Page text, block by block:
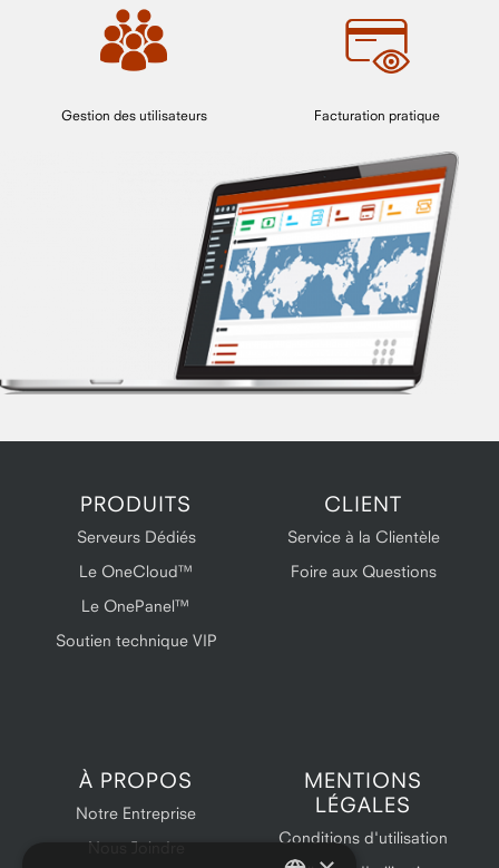
Gestion des utilisateurs Facturation pratique
PRODUITS
Serveurs Dédiés
Le OneCloud™
Le OnePanel™
Soutien technique VIP
CLIENT
Service à la Clientèle
Foire aux Questions
À PROPOS
Notre Entreprise
Nous Joindre
MENTIONS
LÉGALES
Conditions d'utilisation